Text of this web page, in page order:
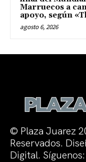
Marruecos a
apoyo, según
agosto 6, 2026
© Plaza Juarez
Reservados.
Digital. Síguenos: